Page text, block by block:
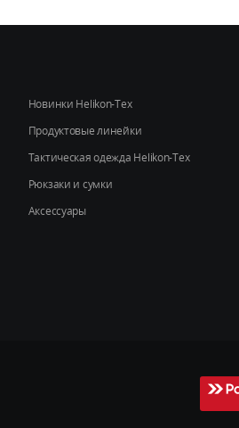
Новинки Helikon-Tex
Продуктовые линейки
Тактическая одежда Helikon-Tex
Рюкзаки и сумки
Аксессуары